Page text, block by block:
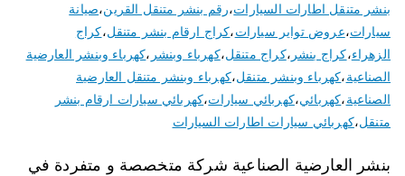
بنشر متنقل اطارات السيارات،رقم بنشر متنقل القرين،صيانة
سيارات،عروض تواير سيارات،كراج ارقام بنشر متنقل،كراج
الزهراء،كراج بنشر ،كراج متنقل،كهرباء وبنشر ،كهرباء وبنشر العارضية
الصناعية،كهرباء وبنشر متنقل،كهرباء وبنشر متنقل العارضية
الصناعية،كهربائي،كهربائي سيارات،كهربائي سيارات ارقام بنشر
متنقل،كهربائي سيارات اطارات السيارات
بنشر العارضية الصناعية شركة متخصصة و متفردة في